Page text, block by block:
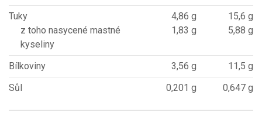
Tuky
z toho nasycené mastné
kyseliny
4,86 g
1,83 g
15,6 g
5,88 g
Bílkoviny 3,56 g
11,5 g
Sůl
0,201 g 0,647 g